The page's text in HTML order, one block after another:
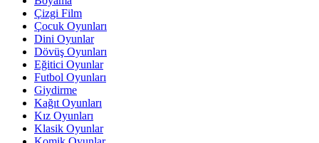
Çizgi Film
Çocuk Oyunları
Dini Oyunlar
Dövüş Oyunları
Eğitici Oyunlar
Futbol Oyunları
Giydirme
Kağıt Oyunları
Kız Oyunları
Klasik Oyunlar